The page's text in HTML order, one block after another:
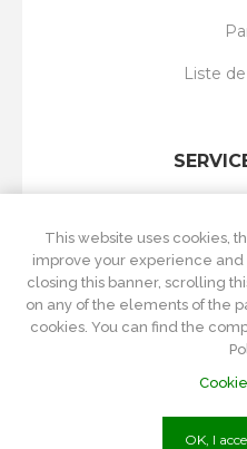
Liste
Comparer
This website uses cookies,
improve your experience and
closing this banner, scrolling
on any of the elements of the
cookies. You can find the
OK, I